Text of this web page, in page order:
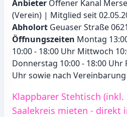
Anbieter Offener Kanal
(Verein) | Mitglied seit
Abholort Geuaser Straße
Öffnungszeiten Montag
10:00 - 18:00 Uhr Mittwoch
Donnerstag 10:00 - 18:00 Uhr
Uhr sowie nach Vereinbarung
Klappbarer Stehtisch (inkl.
Saalekreis mieten - direkt